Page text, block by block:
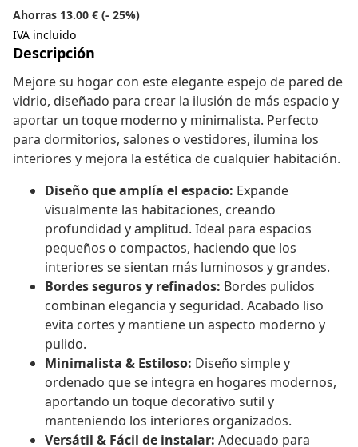
Ahorras 13.00 € (- 25%)
IVA incluido
Descripción
Mejore su hogar con este elegante espejo de pared de
vidrio, diseñado para crear la ilusión de más espacio y
aportar un toque moderno y minimalista. Perfecto
para dormitorios, salones o vestidores, ilumina los
interiores y mejora la estética de cualquier habitación.
Diseño que amplía el espacio: Expande
visualmente las habitaciones, creando
profundidad y amplitud. Ideal para espacios
pequeños o compactos, haciendo que los
interiores se sientan más luminosos y grandes.
Bordes seguros y refinados: Bordes pulidos
combinan elegancia y seguridad. Acabado liso
evita cortes y mantiene un aspecto moderno y
pulido.
Minimalista & Estiloso: Diseño simple y
ordenado que se integra en hogares modernos,
aportando un toque decorativo sutil y
manteniendo los interiores organizados.
Versátil & Fácil de instalar: Adecuado para